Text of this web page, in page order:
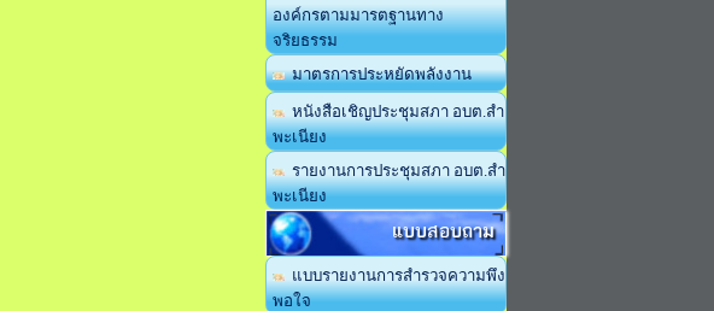
องค์กรตามมารตฐานทาง
จริยธรรม
มาตรการประหยัดพลังงาน
หนังสือเชิญประชุมสภา อบต.สำ
พะเนียง
รายงานการประชุมสภา อบต.สำ
พะเนียง
แบบสอบถาม
แบบรายงานการสำรวจความพึง
พอใจ